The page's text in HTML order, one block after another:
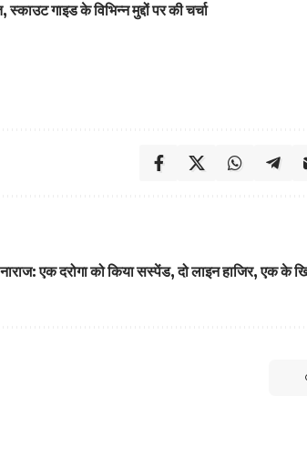
गाइड के विभिन्न मुद्दों पर की चर्चा
एक दरोगा को किया सस्पेंड, दो लाइन हाजिर, एक